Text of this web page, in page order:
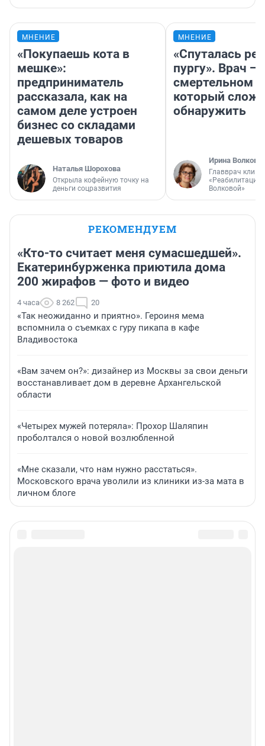
МНЕНИЕ
«Покупаешь кота в
мешке»:
предприниматель
рассказала, как на
самом деле устроен
бизнес со складами
дешевых товаров
Наталья Шорохова
Открыла кофейную точку на
деньги соцразвития
МНЕНИЕ
«Спуталась
пургу». Врач —
смертельном
который
обнаружить
Ирина Волкова
Главврач
«Реабилитация
Волковой»
РЕКОМЕНДУЕМ
«Кто-то считает меня сумасшедшей».
Екатеринбурженка приютила дома
200 жирафов — фото и видео
4 часа 8 262 20
«Так неожиданно и приятно». Героиня мема
вспомнила о съемках с гуру пикапа в кафе
Владивостока
«Вам зачем он?»: дизайнер из Москвы за свои деньги
восстанавливает дом в деревне Архангельской
области
«Четырех мужей потеряла»: Прохор Шаляпин
проболтался о новой возлюбленной
«Мне сказали, что нам нужно расстаться».
Московского врача уволили из клиники из-за мата в
личном блоге